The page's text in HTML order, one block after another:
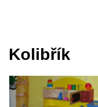
Kolibřík